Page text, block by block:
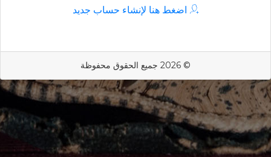
اضغط هنا لإنشاء حساب جديد
© 2026 جميع الحقوق محفوظة